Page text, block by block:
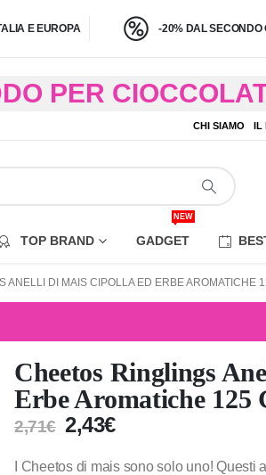
E EUROPA -20% DAL SECONDO
PER
– CONSEGNA IN
ALCUNE AREE
CHI SIAMO IL
TOP BRAND GADGET
NEW
ANELLI DI MAIS CIPOLLA ED ERBE AROMATICHE
Cheetos Ringlings
Erbe Aromatiche 125
2,71€ 2,43€
I Cheetos di mais sono solo uno!